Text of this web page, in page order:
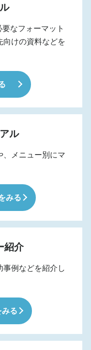
なフォーマット
向けの資料などを
ル
、メニュー別にマ
みる
紹介
事例などを紹介し
みる